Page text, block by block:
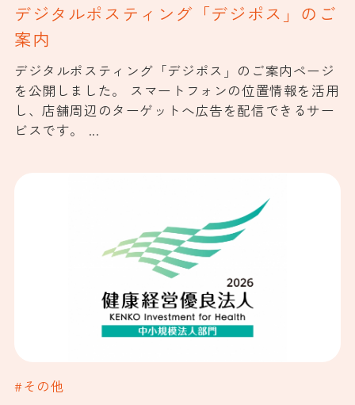
デジタルポスティング「デジポス」のご
案内
デジタルポスティング「デジポス」のご案内ページ
を公開しました。 スマートフォンの位置情報を活用
し、店舗周辺のターゲットへ広告を配信できるサー
ビスです。 ...
#その他